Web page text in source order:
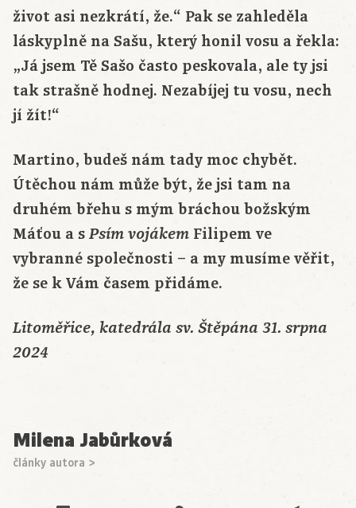
život asi nezkrátí, že.“ Pak se zahleděla
láskyplně na Sašu, který honil vosu a řekla:
„Já jsem Tě Sašo často peskovala, ale ty jsi
tak strašně hodnej. Nezabíjej tu vosu, nech
jí žít!“
Martino, budeš nám tady moc chybět.
Útěchou nám může být, že jsi tam na
druhém břehu s mým bráchou božským
Máťou a s Psím vojákem Filipem ve
vybranné společnosti – a my musíme věřit,
že se k Vám časem přidáme.
Litoměřice, katedrála sv. Štěpána 31. srpna
2024
Milena Jabůrková
články autora >